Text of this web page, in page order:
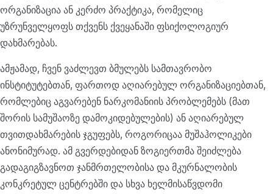
ორგანიზაცია ან კერძო პრაქტიკა, რომელიც
უზრუნველყოფს თქვენს ქვეყანაში ფსიქოლოგიურ
დახმარებას.
ამჟამად, ჩვენ ვაძლევთ ბმულებს სამთავრობო
ინსტიტუტებთან, ფართოდ აღიარებულ ორგანიზაციებთან,
რომლებიც აგვარებენ ნარკომანიის პრობლემებს (მათ
შორის სამუშაოზე დამოკიდებულების) ან აღიარებულ
თვითდახმარების ჯგუფებს, როგორიცაა მუშაჰოლიკები
ანონიმურად. ამ გვერდებიდან ზოგიერთმა შეიძლება
გადაგიგზავნოთ ჯანმრთელობისა და მკურნალობის
კონკრეტულ ცენტრებში და სხვა ხელმისაწვდომი